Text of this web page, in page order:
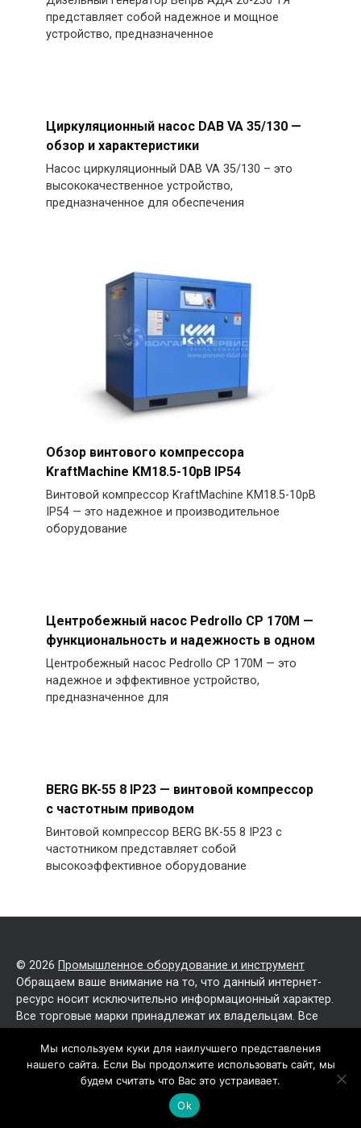
представляет собой надежное и мощное
устройство, предназначенное
Циркуляционный насос DAB VA 35/130 —
обзор и характеристики
Насос циркуляционный DAB VA 35/130 – это
высококачественное устройство,
предназначенное для обеспечения
Обзор винтового компрессора
KraftMachine KM18.5-10рВ IP54
Винтовой компрессор KraftMachine KM18.5-10рВ
IP54 — это надежное и производительное
оборудование
Центробежный насос Pedrollo CP 170M —
функциональность и надежность в одном
Центробежный насос Pedrollo CP 170M — это
надежное и эффективное устройство,
предназначенное для
BERG BK-55 8 IP23 — винтовой компрессор
с частотным приводом
Винтовой компрессор BERG BK-55 8 IP23 с
частотником представляет собой
высокоэффективное оборудование
© 2026 Промышленное оборудование и инструмент
Обращаем ваше внимание на то, что данный интернет-
ресурс носит исключительно информационный характер.
Все торговые марки принадлежат их владельцам. Все
Политика конфиденциальности
Мы используем куки для наилучшего представления
нашего сайта. Если Вы продолжите использовать сайт, мы
будем считать что Вас это устраивает.
Ok